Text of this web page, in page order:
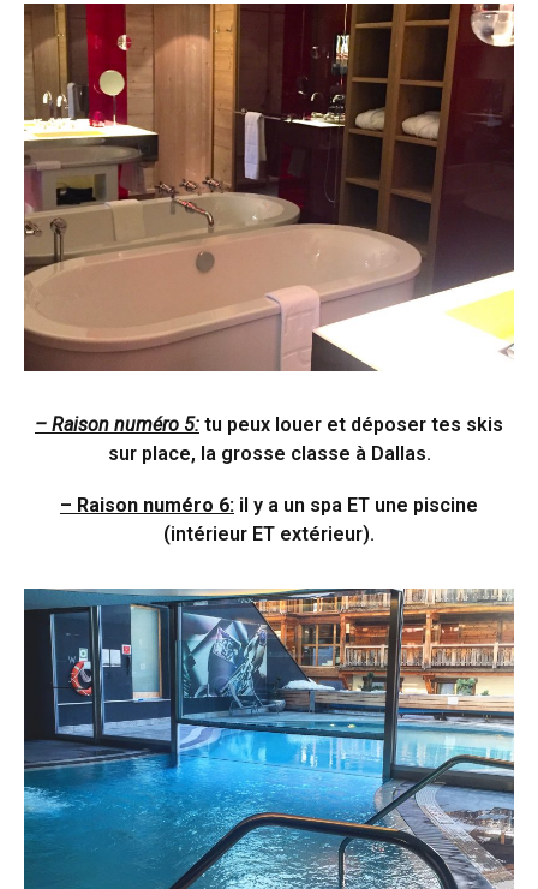
– Raison numéro 5: tu peux louer et déposer tes skis
sur place, la grosse classe à Dallas.
– Raison numéro 6: il y a un spa ET une piscine
(intérieur ET extérieur).